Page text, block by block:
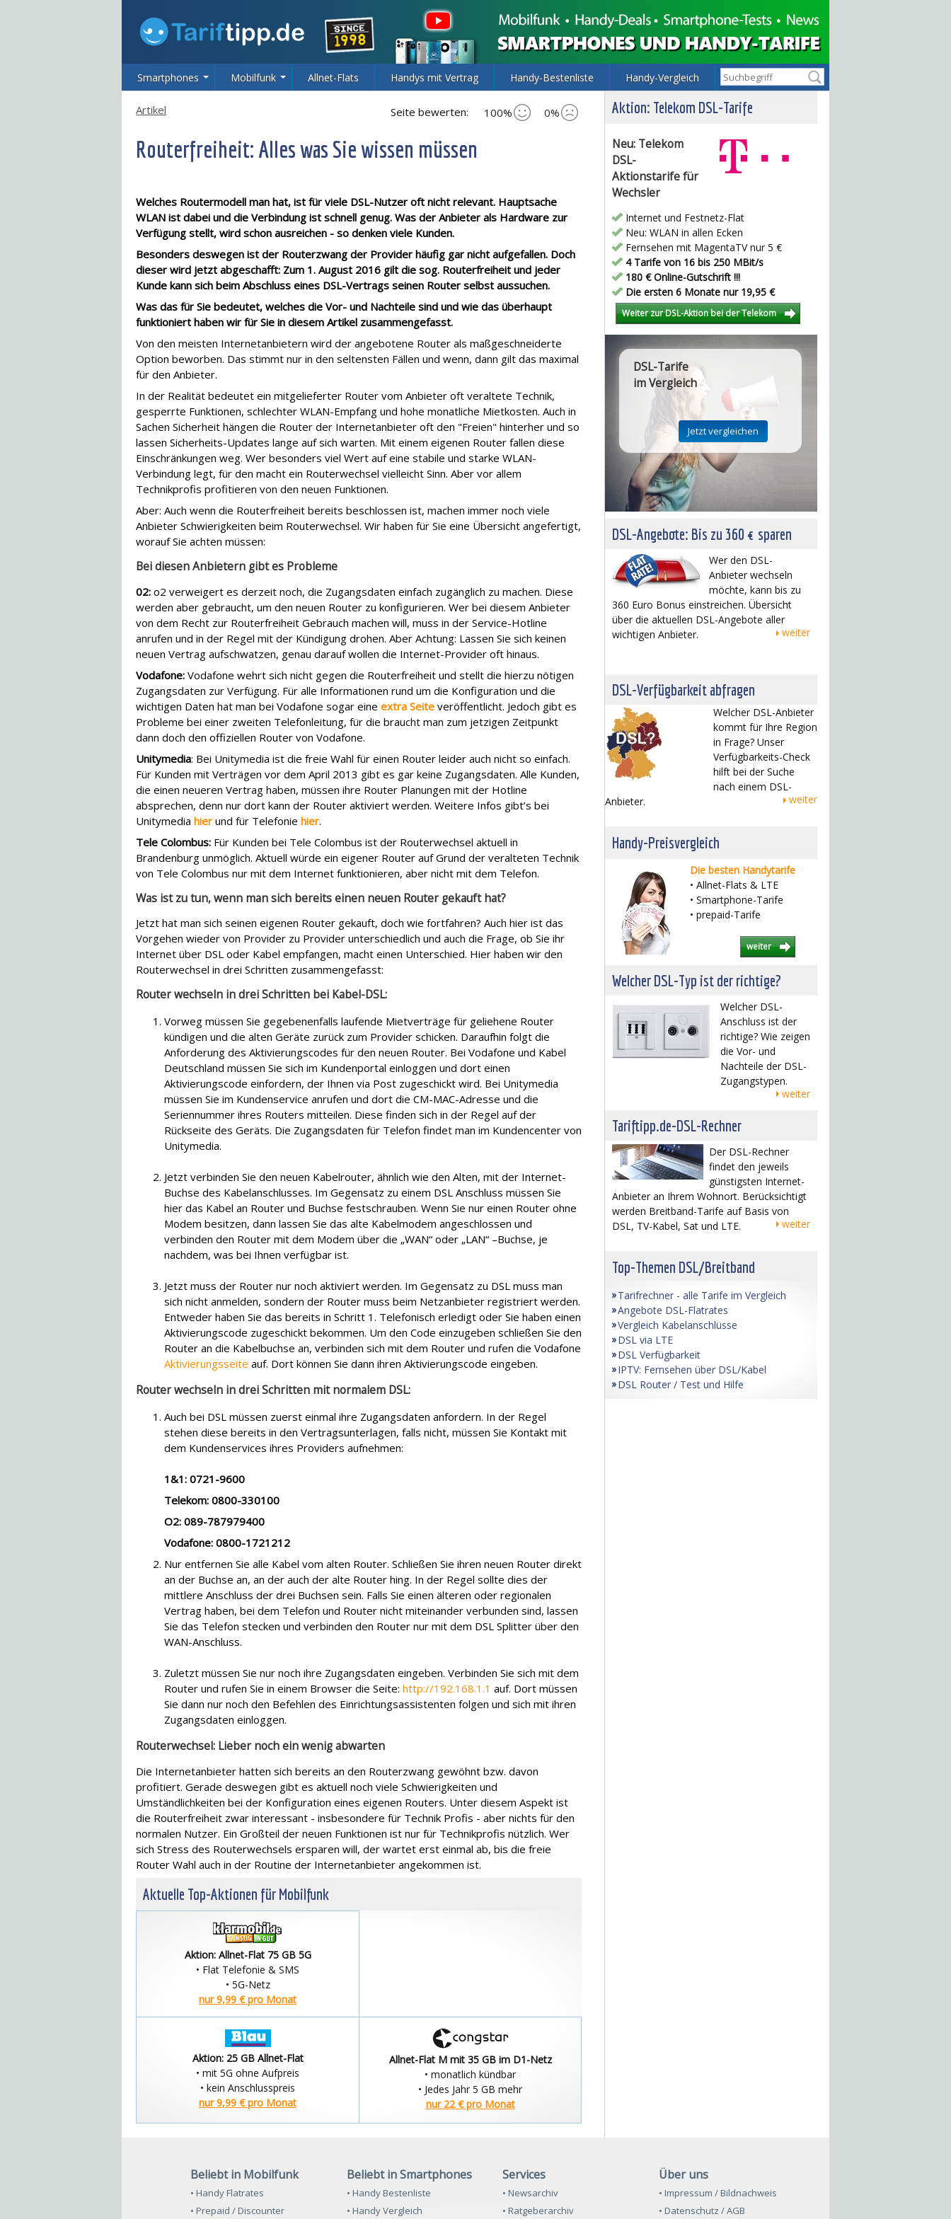
Smartphones Mobilfunk Allnet-Flats Handys mit Vertrag Handy-Bestenliste Handy-Vergleich
Seite bewerten: 100% 0%
Artikel
Routerfreiheit: Alles was Sie wissen müssen
Welches Routermodell man hat, ist für viele DSL-Nutzer oft nicht relevant. Hauptsache
WLAN ist dabei und die Verbindung ist schnell genug. Was der Anbieter als Hardware zur
Verfügung stellt, wird schon ausreichen - so denken viele Kunden.
Besonders deswegen ist der Routerzwang der Provider häufig gar nicht aufgefallen. Doch
dieser wird jetzt abgeschafft: Zum 1. August 2016 gilt die sog. Routerfreiheit und jeder
Kunde kann sich beim Abschluss eines DSL-Vertrags seinen Router selbst aussuchen.
Was das für Sie bedeutet, welches die Vor- und Nachteile sind und wie das überhaupt
funktioniert haben wir für Sie in diesem Artikel zusammengefasst.
Von den meisten Internetanbietern wird der angebotene Router als maßgeschneiderte
Option beworben. Das stimmt nur in den seltensten Fällen und wenn, dann gilt das maximal
für den Anbieter.
In der Realität bedeutet ein mitgelieferter Router vom Anbieter oft veraltete Technik,
gesperrte Funktionen, schlechter WLAN-Empfang und hohe monatliche Mietkosten. Auch in
Sachen Sicherheit hängen die Router der Internetanbieter oft den "Freien" hinterher und so
lassen Sicherheits-Updates lange auf sich warten. Mit einem eigenen Router fallen diese
Einschränkungen weg. Wer besonders viel Wert auf eine stabile und starke WLAN-
Verbindung legt, für den macht ein Routerwechsel vielleicht Sinn. Aber vor allem
Technikprofis profitieren von den neuen Funktionen.
Aber: Auch wenn die Routerfreiheit bereits beschlossen ist, machen immer noch viele
Anbieter Schwierigkeiten beim Routerwechsel. Wir haben für Sie eine Übersicht angefertigt,
worauf Sie achten müssen:
Bei diesen Anbietern gibt es Probleme
02: o2 verweigert es derzeit noch, die Zugangsdaten einfach zugänglich zu machen. Diese
werden aber gebraucht, um den neuen Router zu konfigurieren. Wer bei diesem Anbieter
von dem Recht zur Routerfreiheit Gebrauch machen will, muss in der Service-Hotline
anrufen und in der Regel mit der Kündigung drohen. Aber Achtung: Lassen Sie sich keinen
neuen Vertrag aufschwatzen, genau darauf wollen die Internet-Provider oft hinaus.
Vodafone: Vodafone wehrt sich nicht gegen die Routerfreiheit und stellt die hierzu nötigen
Zugangsdaten zur Verfügung. Für alle Informationen rund um die Konfiguration und die
wichtigen Daten hat man bei Vodafone sogar eine extra Seite veröffentlicht. Jedoch gibt es
Probleme bei einer zweiten Telefonleitung, für die braucht man zum jetzigen Zeitpunkt
dann doch den offiziellen Router von Vodafone.
Unitymedia: Bei Unitymedia ist die freie Wahl für einen Router leider auch nicht so einfach.
Für Kunden mit Verträgen vor dem April 2013 gibt es gar keine Zugangsdaten. Alle Kunden,
die einen neueren Vertrag haben, müssen ihre Router Planungen mit der Hotline
absprechen, denn nur dort kann der Router aktiviert werden. Weitere Infos gibt’s bei
Unitymedia hier und für Telefonie hier.
Tele Colombus: Für Kunden bei Tele Colombus ist der Routerwechsel aktuell in
Brandenburg unmöglich. Aktuell würde ein eigener Router auf Grund der veralteten Technik
von Tele Colombus nur mit dem Internet funktionieren, aber nicht mit dem Telefon.
Was ist zu tun, wenn man sich bereits einen neuen Router gekauft hat?
Jetzt hat man sich seinen eigenen Router gekauft, doch wie fortfahren? Auch hier ist das
Vorgehen wieder von Provider zu Provider unterschiedlich und auch die Frage, ob Sie ihr
Internet über DSL oder Kabel empfangen, macht einen Unterschied. Hier haben wir den
Routerwechsel in drei Schritten zusammengefasst:
Router wechseln in drei Schritten bei Kabel-DSL:
Vorweg müssen Sie gegebenenfalls laufende Mietverträge für geliehene Router
kündigen und die alten Geräte zurück zum Provider schicken. Daraufhin folgt die
Anforderung des Aktivierungscodes für den neuen Router. Bei Vodafone und Kabel
Deutschland müssen Sie sich im Kundenportal einloggen und dort einen
Aktivierungscode einfordern, der Ihnen via Post zugeschickt wird. Bei Unitymedia
müssen Sie im Kundenservice anrufen und dort die CM-MAC-Adresse und die
Seriennummer ihres Routers mitteilen. Diese finden sich in der Regel auf der
Rückseite des Geräts. Die Zugangsdaten für Telefon findet man im Kundencenter von
Unitymedia.
Jetzt verbinden Sie den neuen Kabelrouter, ähnlich wie den Alten, mit der Internet-
Buchse des Kabelanschlusses. Im Gegensatz zu einem DSL Anschluss müssen Sie
hier das Kabel an Router und Buchse festschrauben. Wenn Sie nur einen Router ohne
Modem besitzen, dann lassen Sie das alte Kabelmodem angeschlossen und
verbinden den Router mit dem Modem über die „WAN“ oder „LAN“ –Buchse, je
nachdem, was bei Ihnen verfügbar ist.
Jetzt muss der Router nur noch aktiviert werden. Im Gegensatz zu DSL muss man
sich nicht anmelden, sondern der Router muss beim Netzanbieter registriert werden.
Entweder haben Sie das bereits in Schritt 1. Telefonisch erledigt oder Sie haben einen
Aktivierungscode zugeschickt bekommen. Um den Code einzugeben schließen Sie den
Router an die Kabelbuchse an, verbinden sich mit dem Router und rufen die Vodafone
Aktivierungsseite auf. Dort können Sie dann ihren Aktivierungscode eingeben.
Router wechseln in drei Schritten mit normalem DSL:
Auch bei DSL müssen zuerst einmal ihre Zugangsdaten anfordern. In der Regel
stehen diese bereits in den Vertragsunterlagen, falls nicht, müssen Sie Kontakt mit
dem Kundenservices ihres Providers aufnehmen:
1&1: 0721-9600
Telekom: 0800-330100
O2: 089-787979400
Vodafone: 0800-1721212
Nur entfernen Sie alle Kabel vom alten Router. Schließen Sie ihren neuen Router direkt
an der Buchse an, an der auch der alte Router hing. In der Regel sollte dies der
mittlere Anschluss der drei Buchsen sein. Falls Sie einen älteren oder regionalen
Vertrag haben, bei dem Telefon und Router nicht miteinander verbunden sind, lassen
Sie das Telefon stecken und verbinden den Router nur mit dem DSL Splitter über den
WAN-Anschluss.
Zuletzt müssen Sie nur noch ihre Zugangsdaten eingeben. Verbinden Sie sich mit dem
Router und rufen Sie in einem Browser die Seite: http://192.168.1.1 auf. Dort müssen
Sie dann nur noch den Befehlen des Einrichtungsassistenten folgen und sich mit ihren
Zugangsdaten einloggen.
Routerwechsel: Lieber noch ein wenig abwarten
Die Internetanbieter hatten sich bereits an den Routerzwang gewöhnt bzw. davon
profitiert. Gerade deswegen gibt es aktuell noch viele Schwierigkeiten und
Umständlichkeiten bei der Konfiguration eines eigenen Routers. Unter diesem Aspekt ist
die Routerfreiheit zwar interessant - insbesondere für Technik Profis - aber nichts für den
normalen Nutzer. Ein Großteil der neuen Funktionen ist nur für Technikprofis nützlich. Wer
sich Stress des Routerwechsels ersparen will, der wartet erst einmal ab, bis die freie
Router Wahl auch in der Routine der Internetanbieter angekommen ist.
Aktuelle Top-Aktionen für Mobilfunk
Aktion: Allnet-Flat 75 GB 5G
• Flat Telefonie & SMS
• 5G-Netz
nur 9,99 € pro Monat
Aktion: 25 GB Allnet-Flat
• mit 5G ohne Aufpreis
• kein Anschlusspreis
nur 9,99 € pro Monat
Allnet-Flat M mit 35 GB im D1-Netz
• monatlich kündbar
• Jedes Jahr 5 GB mehr
nur 22 € pro Monat
Aktion: Telekom DSL-Tarife
Neu: Telekom
DSL-
Aktionstarife für
Wechsler
Internet und Festnetz-Flat
Neu: WLAN in allen Ecken
Fernsehen mit MagentaTV nur 5 €
4 Tarife von 16 bis 250 MBit/s
180 € Online-Gutschrift !!!
Die ersten 6 Monate nur 19,95 €
Weiter zur DSL-Aktion bei der Telekom
DSL-Tarife
im Vergleich
DSL-Angebote: Bis zu 360 € sparen
Wer den DSL-
Anbieter wechseln
möchte, kann bis zu
360 Euro Bonus einstreichen. Übersicht
über die aktuellen DSL-Angebote aller
wichtigen Anbieter.
weiter
DSL-Verfügbarkeit abfragen
Welcher DSL-Anbieter
kommt für Ihre Region
in Frage? Unser
Verfügbarkeits-Check
hilft bei der Suche
nach einem DSL-
Anbieter.
weiter
Handy-Preisvergleich
Die besten Handytarife
• Allnet-Flats & LTE
• Smartphone-Tarife
• prepaid-Tarife
weiter
Welcher DSL-Typ ist der richtige?
Welcher DSL-
Anschluss ist der
richtige? Wie zeigen
die Vor- und
Nachteile der DSL-
Zugangstypen.
weiter
Tariftipp.de-DSL-Rechner
Der DSL-Rechner
findet den jeweils
günstigsten Internet-
Anbieter an Ihrem Wohnort. Berücksichtigt
werden Breitband-Tarife auf Basis von
DSL, TV-Kabel, Sat und LTE.
weiter
Top-Themen DSL/Breitband
Tarifrechner - alle Tarife im Vergleich
Angebote DSL-Flatrates
Vergleich Kabelanschlüsse
DSL via LTE
DSL Verfügbarkeit
IPTV: Fernsehen über DSL/Kabel
DSL Router / Test und Hilfe
Beliebt in Mobilfunk
• Handy Flatrates
• Prepaid / Discounter
Beliebt in Smartphones
• Handy Bestenliste
• Handy Vergleich
Services
• Newsarchiv
• Ratgeberarchiv
Über uns
• Impressum / Bildnachweis
• Datenschutz / AGB